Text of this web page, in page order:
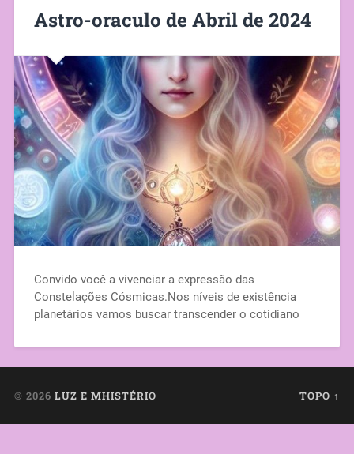
Astro-oraculo de Abril de 2024
Convido você a vivenciar a expressão das
Constelações Cósmicas.Nos níveis de existência
planetários vamos buscar transcender o cotidiano
© 2026 LUZ E MHISTÉRIO TOPO ↑